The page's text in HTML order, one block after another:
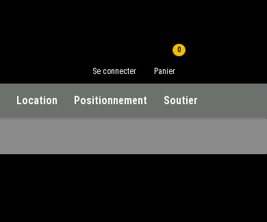
Se connecter
0
Panier
Location Positionnement Soutien à la clientèle